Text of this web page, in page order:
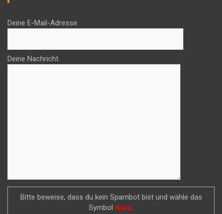
Deine E-Mail-Adresse
Deine Nachricht
Bitte beweise, dass du kein Spambot bist und wähle das
Symbol Auto.